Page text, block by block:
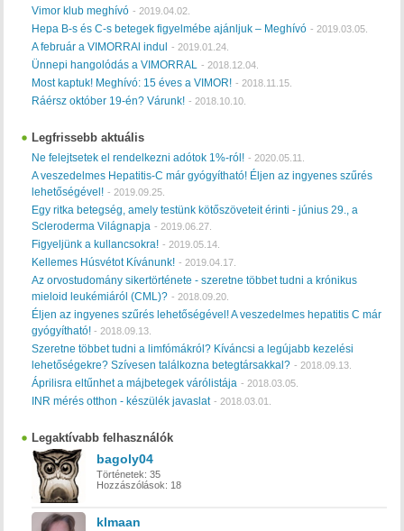
Vimor klub meghívó - 2019.04.02.
Hepa B-s és C-s betegek figyelmébe ajánljuk – Meghívó - 2019.03.05.
A február a VIMORRAl indul - 2019.01.24.
Ünnepi hangolódás a VIMORRAL - 2018.12.04.
Most kaptuk! Meghívó: 15 éves a VIMOR! - 2018.11.15.
Ráérsz október 19-én? Várunk! - 2018.10.10.
Legfrissebb aktuális
Ne felejtsetek el rendelkezni adótok 1%-ról! - 2020.05.11.
A veszedelmes Hepatitis-C már gyógyítható! Éljen az ingyenes szűrés
lehetőségével! - 2019.09.25.
Egy ritka betegség, amely testünk kötőszöveteit érinti - június 29., a
Scleroderma Világnapja - 2019.06.27.
Figyeljünk a kullancsokra! - 2019.05.14.
Kellemes Húsvétot Kívánunk! - 2019.04.17.
Az orvostudomány sikertörténete - szeretne többet tudni a krónikus
mieloid leukémiáról (CML)? - 2018.09.20.
Éljen az ingyenes szűrés lehetőségével! A veszedelmes hepatitis C már
gyógyítható!- 2018.09.13.
Szeretne többet tudni a limfómákról? Kíváncsi a legújabb kezelési
lehetőségekre? Szívesen találkozna betegtársakkal? - 2018.09.13.
Áprilisra eltűnhet a májbetegek várólistája - 2018.03.05.
INR mérés otthon - készülék javaslat - 2018.03.01.
Legaktívabb felhasználók
bagoly04
Történetek: 35
Hozzászólások: 18
klmaan